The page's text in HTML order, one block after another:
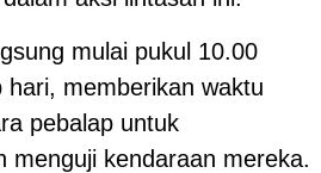
mulai pukul 10.00
hari, memberikan waktu
pebalap untuk
menguji kendaraan mereka.